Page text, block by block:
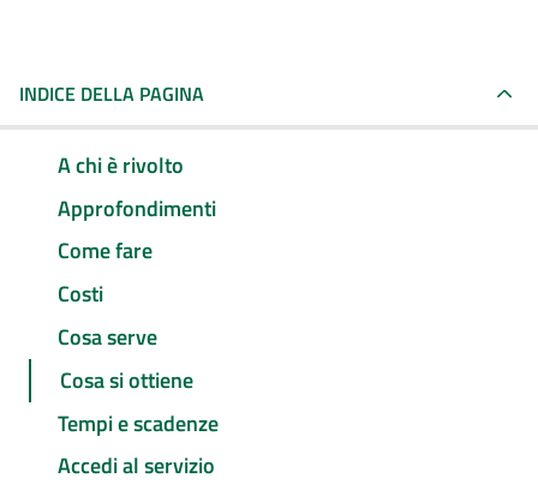
INDICE DELLA PAGINA
A chi è rivolto
Approfondimenti
Come fare
Costi
Cosa serve
Cosa si ottiene
Tempi e scadenze
Accedi al servizio